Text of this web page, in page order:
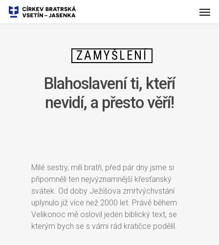
ZAMYŠLENÍ
Blahoslavení ti, kteří
nevidí, a přesto věří!
Milé sestry, milí bratři, před pár dny jsme si
připomněli ten nejvýznamnější křesťanský
svátek. Od doby Ježíšova zmrtvýchvstání
uplynulo již více než 2000 let. Právě během
Velikonoc mě oslovil jeden biblický text, se
kterým bych se s vámi rád kratičce podělil.